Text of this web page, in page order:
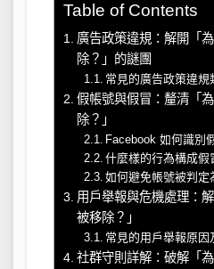
Table of Contents
廣告政策違規：解開「
除？」的謎團
常見的廣告政策違規
假帳號與假冒：釐清「
除？」
Facebook 如何識別
什麼樣的行為構成假
如何避免帳號被判定
用戶舉報與危機處理：
被移除？」
常見的用戶舉報原因
社群守則詳解：破解「